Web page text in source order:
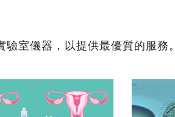
室儀器，以提供最優質的服務。